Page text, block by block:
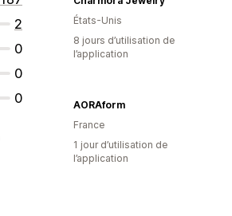
2
0
0
0
États-Unis
8 jours d’utilisation de
l’application
AORAform
France
1 jour d’utilisation de
l’application